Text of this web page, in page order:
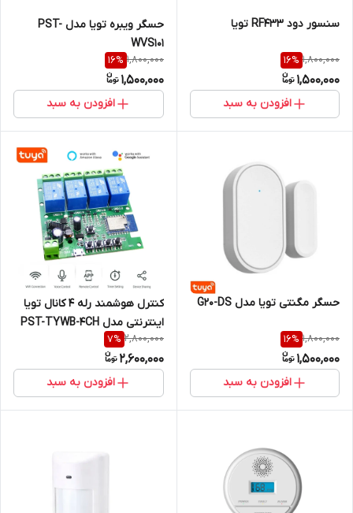
سنسور دود RF433 تویا
1,800,000
16%
1,500,000
افزودن به سبد
حسگر ویبره تویا مدل PST-
WVS101
1,800,000
16%
1,500,000
افزودن به سبد
حسگر مگنتی تویا مدل G20-DS
1,800,000
16%
1,500,000
افزودن به سبد
کنترل هوشمند رله 4 کانال تویا
اینترنتی مدل PST-TYWB-4CH
2,800,000
7%
2,600,000
افزودن به سبد